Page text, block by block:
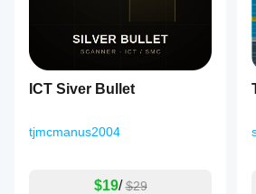
ICT Siver Bullet
tjmcmanus2004
$19/ $29